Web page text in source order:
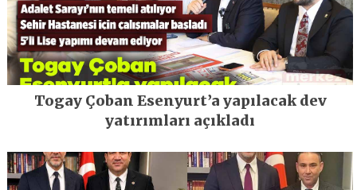
Togay Çoban Esenyurt’a yapılacak dev
yatırımları açıkladı